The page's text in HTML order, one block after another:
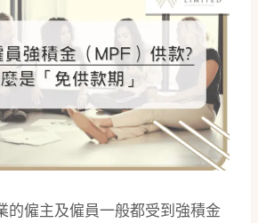
的僱主及僱員一般都受到強積金